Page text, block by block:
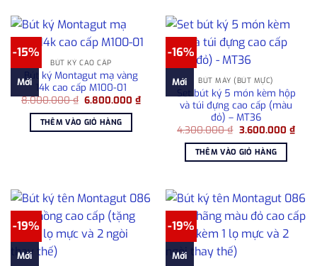
-15%
Mới
BÚT KÝ CAO CẤP
Bút ký Montagut mạ vàng
14k cao cấp M100-01
8.000.000₫ Giá
là:
8.000.000 ₫.
6.800.000₫Giá
hiện
6.800.000 ₫.
THÊM VÀO GIỎ HÀNG
-16%
Mới BÚT MÁY (BÚT MỰC)
Set bút ký 5 món kèm hộp
và túi đựng cao cấp (màu
đỏ) – MT36
4.300.000₫ Giá
là:
4.300.000 ₫.
3.600.000 ₫Giá
hiện
THÊM VÀO GIỎ HÀNG
-19%
Mới
-19%
Mới